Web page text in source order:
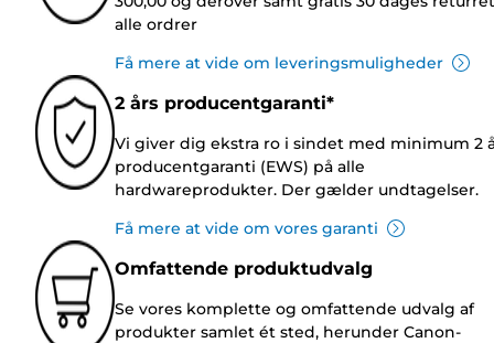
alle ordrer
Få mere at vide om leveringsmuligheder
2 års producentgaranti*
Vi giver dig ekstra ro i sindet med minimum 2
producentgaranti (EWS) på alle
hardwareprodukter. Der gælder undtagelser.
Få mere at vide om vores garanti
Omfattende produktudvalg
Se vores komplette og omfattende udvalg af
produkter samlet ét sted, herunder Canon-